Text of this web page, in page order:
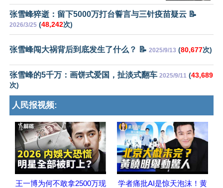
张雪峰猝逝：留下5000万打台誓言与三针疫苗疑云 📝
2026/3/25 (48,242次)
张雪峰闯大祸背后到底发生了什么？ 📝 2025/9/13 (80,677次)
张雪峰的5千万：画饼式爱国，扯淡式翻车 2025/9/11 (43,689
次)
人民报视频:
王一博为何不敢拿2500万现
学者痛批AI是惊天泡沫！黄